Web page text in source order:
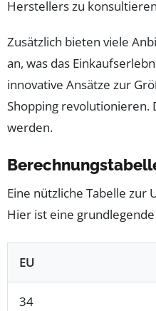
Herstellers zu
Zusätzlich bieten viele
an, was das
innovative Ansätze zur
Shopping revolutionieren.
werden.
Eine nützliche Tabelle zur
Hier ist eine
EU
34